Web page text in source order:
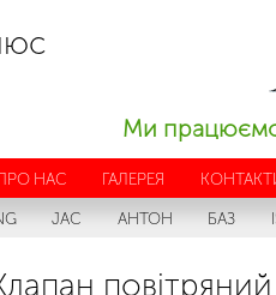
Ми працюємо!
НАС ГАЛЕРЕЯ
JAC АНТОН БАЗ